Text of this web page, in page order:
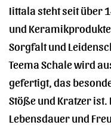
Iittala steht seit über
und
Sorgfalt und
Teema Schale wird
gefertigt, das
Stöße und Kratzer
Lebensdauer und